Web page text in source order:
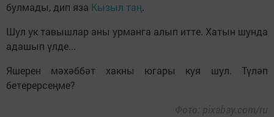
булмады, дип яза Кызыл таң.
Шул ук тавышлар аны урманга алып итте. Хатын шунда
адашып үлде...
Яшерен мәхәббәт хакны югары куя шул. Түләп
бетерерсеңме?
Фото: pixabay.com/ru